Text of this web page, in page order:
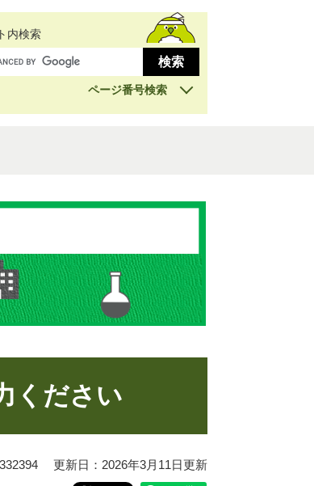
内検索
ページ番号検索
ください
更新日：2026年3月11日更新